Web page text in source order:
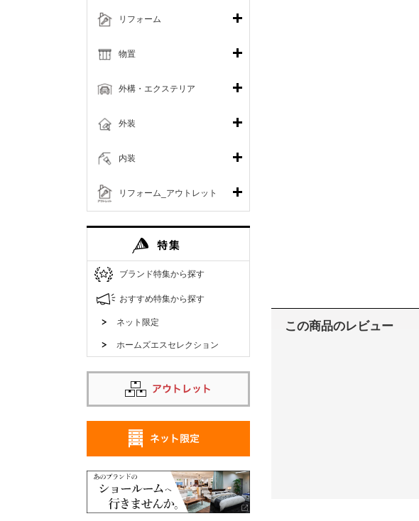
この商品のレビュー
リフォーム
リフォーム_アウトレット
物置
外構・エクステリア
外装
内装
ブランド特集から探す
おすすめ特集から探す
ネット限定
ホームズエスセレクション